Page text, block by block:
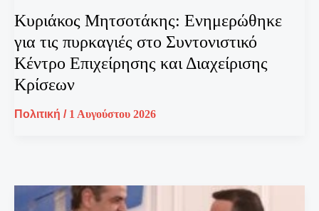
Κυριάκος Μητσοτάκης: Ενημερώθηκε
για τις πυρκαγιές στο Συντονιστικό
Κέντρο Επιχείρησης και Διαχείρισης
Κρίσεων
Πολιτική / 1 Αυγούστου 2026